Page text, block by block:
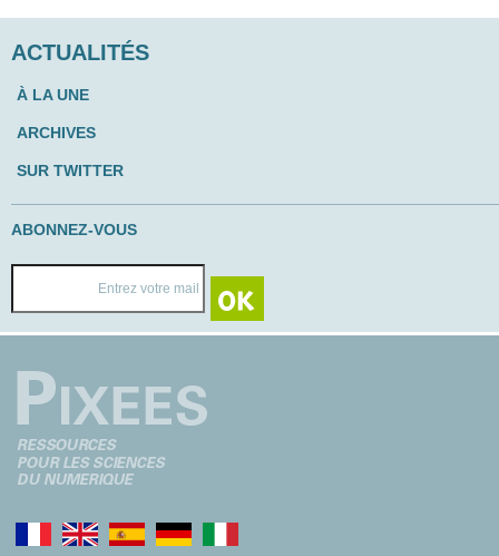
ACTUALITÉS
À LA UNE
ARCHIVES
SUR TWITTER
ABONNEZ-VOUS